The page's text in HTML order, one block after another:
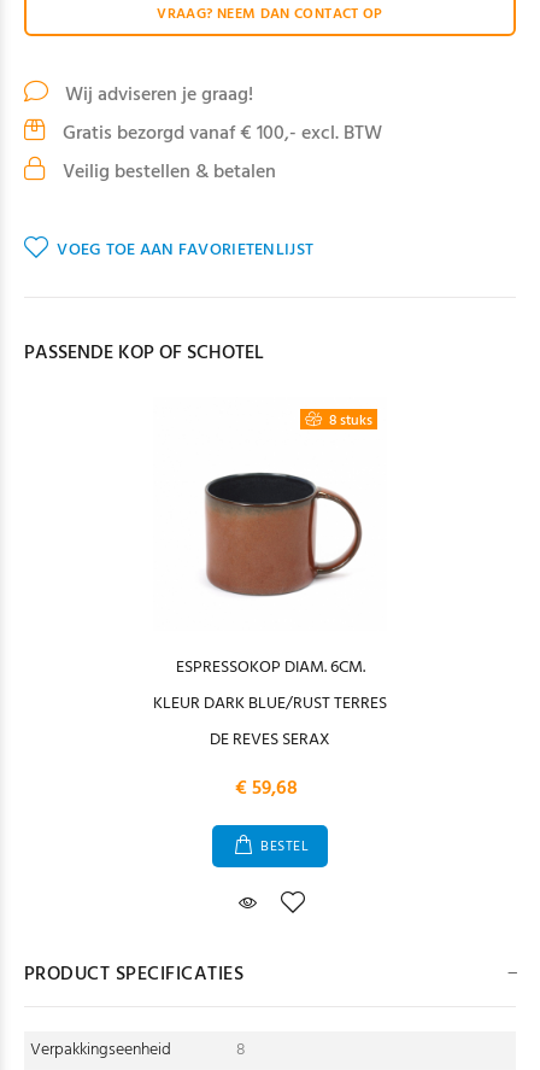
VRAAG? NEEM DAN CONTACT OP
Wij adviseren je graag!
Gratis bezorgd vanaf € 100,- excl. BTW
Veilig bestellen & betalen
VOEG TOE AAN FAVORIETENLIJST
PASSENDE KOP OF SCHOTEL
8 stuks
ESPRESSOKOP DIAM. 6CM.
KLEUR DARK BLUE/RUST TERRES
DE REVES SERAX
€ 59,68
BESTEL
PRODUCT SPECIFICATIES
Verpakkingseenheid
8